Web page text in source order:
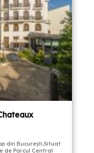
din București.Situat
de Parcul Central